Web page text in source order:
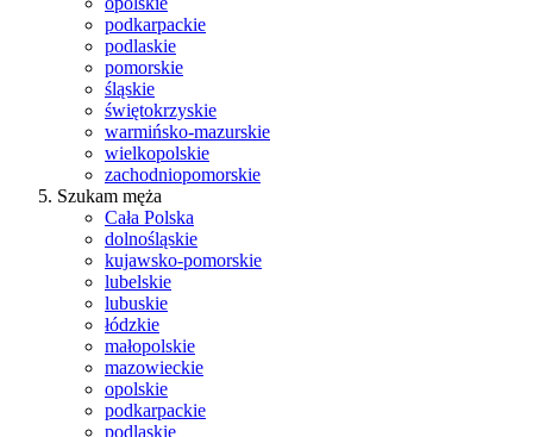
podkarpackie
podlaskie
pomorskie
śląskie
świętokrzyskie
warmińsko-mazurskie
wielkopolskie
zachodniopomorskie
Szukam męża
Cała Polska
dolnośląskie
kujawsko-pomorskie
lubelskie
lubuskie
łódzkie
małopolskie
mazowieckie
opolskie
podkarpackie
podlaskie